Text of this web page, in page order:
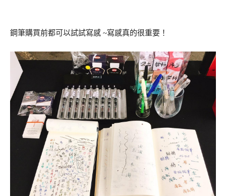
鋼筆購買前都可以試試寫感 ~寫感真的很重要！